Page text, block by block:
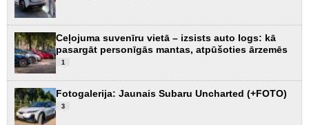
Ceļojuma suvenīru vietā – izsists auto logs: kā
pasargāt personīgās mantas, atpūšoties ārzemēs
1
Fotogalerija: Jaunais Subaru Uncharted (+FOTO)
3